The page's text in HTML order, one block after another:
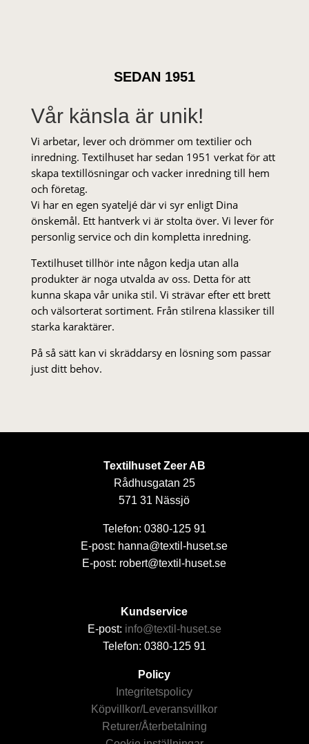
SEDAN 1951
Vår känsla är unik!
Vi arbetar, lever och drömmer om textilier och
inredning. Textilhuset har sedan 1951 verkat för att
skapa textillösningar och vacker inredning till hem
och företag.
Vi har en egen syateljé där vi syr enligt Dina
önskemål. Ett hantverk vi är stolta över. Vi lever för
personlig service och din kompletta inredning.
Textilhuset tillhör inte någon kedja utan alla
produkter är noga utvalda av oss. Detta för att
kunna skapa vår unika stil. Vi strä­var efter ett brett
och välsorterat sor­ti­ment. Från stil­rena klas­siker till
starka karaktärer.
På så sätt kan vi skräddarsy en lösning som passar
just ditt behov.
Textilhuset Zeer AB
Rådhusgatan 25
571 31 Nässjö
Telefon: 0380-125 91
E-post: hanna@textil-huset.se
E-post: robert@textil-huset.se
Kundservice
E-post: info@textil-huset.se
Telefon: 0380-125 91
Policy
Integritetspolicy
Köpvillkor/Leveransvillkor
Returer/Återbetalning